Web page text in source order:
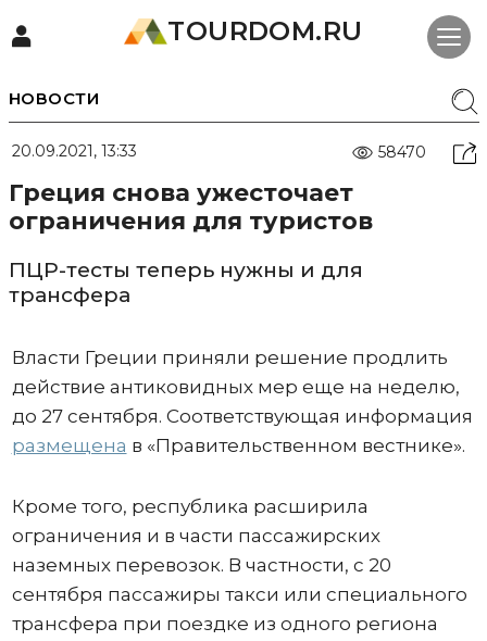
TOURDOM.RU
НОВОСТИ
20.09.2021, 13:33 58470
Греция снова ужесточает
ограничения для туристов
ПЦР-тесты теперь нужны и для
трансфера
Власти Греции приняли решение продлить
действие антиковидных мер еще на неделю,
до 27 сентября. Соответствующая информация
размещена в «Правительственном вестнике».
Кроме того, республика расширила
ограничения и в части пассажирских
наземных перевозок. В частности, с 20
сентября пассажиры такси или специального
трансфера при поездке из одного региона